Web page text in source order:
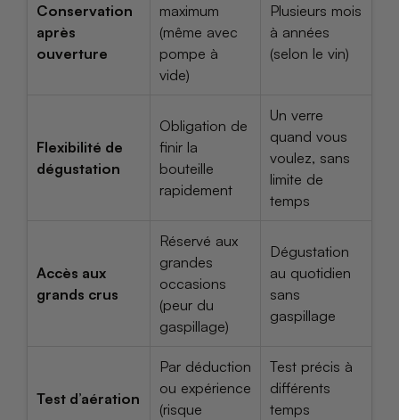
Conservation
après
ouverture
maximum
(même avec
pompe à
vide)
Plusieurs mois
à années
(selon le vin)
Flexibilité de
dégustation
Obligation de
finir la
bouteille
rapidement
Un verre
quand vous
voulez, sans
limite de
temps
Accès aux
grands crus
Réservé aux
grandes
occasions
(peur du
gaspillage)
Dégustation
au quotidien
sans
gaspillage
Test d’aération
Par déduction
ou expérience
(risque
Test précis à
différents
temps